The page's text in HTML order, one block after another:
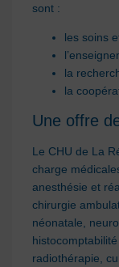
sont :
les soins
l
la
la
Une offre
Le CHU de La
charge
anesthésie et réa
chirurgie
néonatale,
radiothérapie,